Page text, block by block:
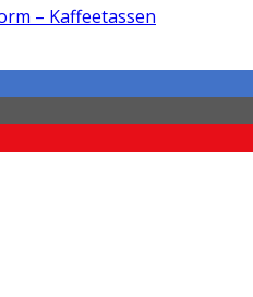
– Kaffeetassen